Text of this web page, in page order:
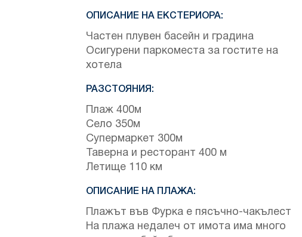
ОПИСАНИЕ НА ЕКСТЕРИОРА:
Частен плувен басейн и градина
Осигурени паркоместа за гостите на
хотела
РАЗСТОЯНИЯ:
Плаж 400м
Село 350м
Супермаркет 300м
Таверна и ресторант 400 м
Летище 110 км
ОПИСАНИЕ НА ПЛАЖА:
Плажът във Фурка е пясъчно-чакълест
На плажа недалеч от имота има много